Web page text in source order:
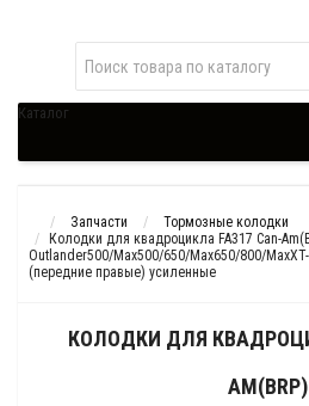
Каталог
Запчасти
Тормозные колодки
Колодки для квадроцикла FA317 Can-
Outlander500/Max500/650/Max650/800/
(передние правые) усиленные
КОЛОДКИ ДЛЯ
AM(BRP)